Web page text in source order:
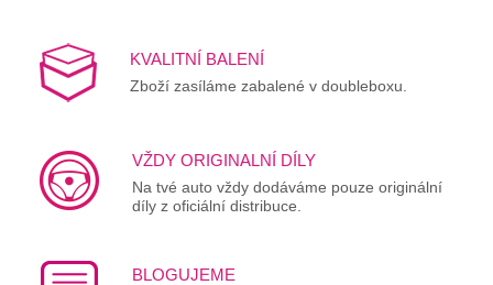
KVALITNÍ BALENÍ
Zboží zasíláme zabalené v doubleboxu.
VŽDY ORIGINALNÍ DÍLY
Na tvé auto vždy dodáváme pouze originální
díly z oficiální distribuce.
BLOGUJEME